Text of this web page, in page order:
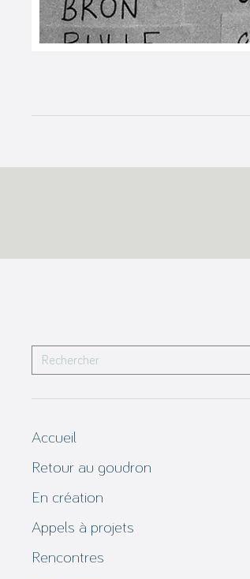
Accueil
Retour au goudron
En création
Appels à projets
Rencontres